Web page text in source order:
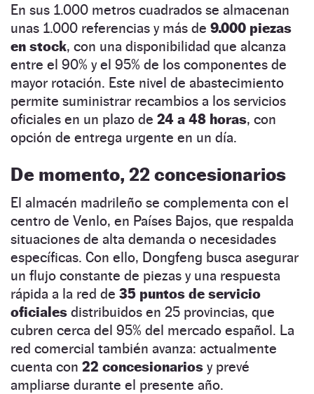
En sus 1.000 metros cuadrados se almacenan
unas 1.000 referencias y más de 9.000 piezas
en stock, con una disponibilidad que alcanza
entre el 90% y el 95% de los componentes de
mayor rotación. Este nivel de abastecimiento
permite suministrar recambios a los servicios
oficiales en un plazo de 24 a 48 horas, con
opción de entrega urgente en un día.
De momento, 22 concesionarios
El almacén madrileño se complementa con el
centro de Venlo, en Países Bajos, que respalda
situaciones de alta demanda o necesidades
específicas. Con ello, Dongfeng busca asegurar
un flujo constante de piezas y una respuesta
rápida a la red de 35 puntos de servicio
oficiales distribuidos en 25 provincias, que
cubren cerca del 95% del mercado español. La
red comercial también avanza: actualmente
cuenta con 22 concesionarios y prevé
ampliarse durante el presente año.